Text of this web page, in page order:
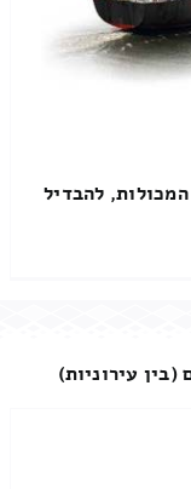
להבדיל
עירוניות)